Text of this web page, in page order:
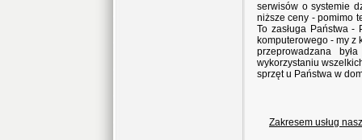
serwisów o systemie
niższe ceny - pomimo
To zasługa Państwa
komputerowego - my z
przeprowadzana
wykorzystaniu
sprzęt u Państwa w
Zakresem usług